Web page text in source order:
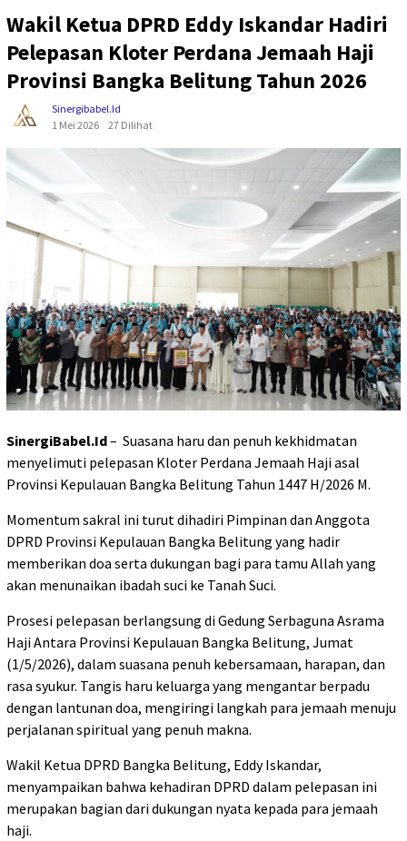
Wakil Ketua DPRD Eddy Iskandar Hadiri
Pelepasan Kloter Perdana Jemaah Haji
Provinsi Bangka Belitung Tahun 2026
Sinergibabel.id
1 Mei 2026
27 Dilihat
SinergiBabel.Id– Suasana haru dan penuh kekhidmatan
menyelimuti pelepasan Kloter Perdana Jemaah Haji asal
Provinsi Kepulauan Bangka Belitung Tahun 1447 H/2026 M.
Momentum sakral ini turut dihadiri Pimpinan dan Anggota
DPRD Provinsi Kepulauan Bangka Belitung yang hadir
memberikan doa serta dukungan bagi para tamu Allah yang
akan menunaikan ibadah suci ke Tanah Suci.
Prosesi pelepasan berlangsung di Gedung Serbaguna Asrama
Haji Antara Provinsi Kepulauan Bangka Belitung, Jumat
(1/5/2026), dalam suasana penuh kebersamaan, harapan, dan
rasa syukur. Tangis haru keluarga yang mengantar berpadu
dengan lantunan doa, mengiringi langkah para jemaah menuju
perjalanan spiritual yang penuh makna.
Wakil Ketua DPRD Bangka Belitung, Eddy Iskandar,
menyampaikan bahwa kehadiran DPRD dalam pelepasan ini
merupakan bagian dari dukungan nyata kepada para jemaah
haji.